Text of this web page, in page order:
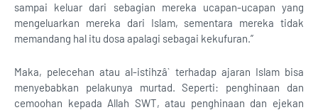
sampai keluar dari sebagian mereka ucapan-ucapan yang
mengeluarkan mereka dari Islam, sementara mereka tidak
memandang hal itu dosa apalagi sebagai kekufuran.”
Maka, pelecehan atau al-istihzâ` terhadap ajaran Islam bisa
menyebabkan pelakunya murtad. Seperti: penghinaan dan
cemoohan kepada Allah SWT, atau penghinaan dan ejekan